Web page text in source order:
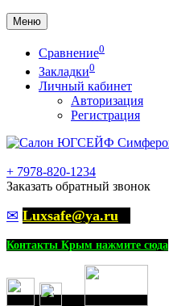
Меню
Сравнение0
Закладки0
Личный кабинет
Авторизация
Регистрация
+ 7978-820-1234
Заказать обратный звонок
✉ Luxsafe@ya.ru
Контакты Крым нажмите сюда